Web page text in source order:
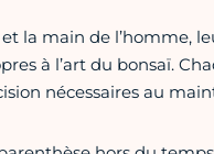
la main de l’homme,
à l’art du bonsaï.
nécessaires au